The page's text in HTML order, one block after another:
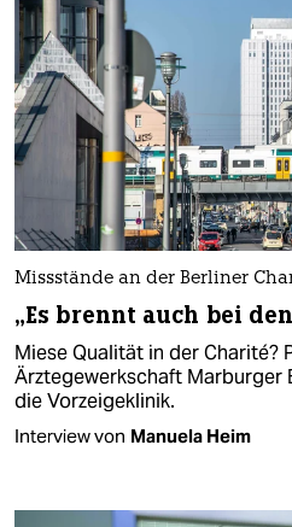
Missstände an der Berliner
„Es brennt auch bei
Miese Qualität in der Charité?
Ärzte­gewerk­schaft Marburger
die Vorzeigeklinik.
Interview von Manuela Heim